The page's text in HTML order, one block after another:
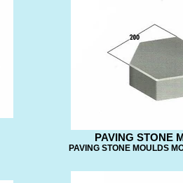
PAVING STONE
PAVING STONE MOULDS